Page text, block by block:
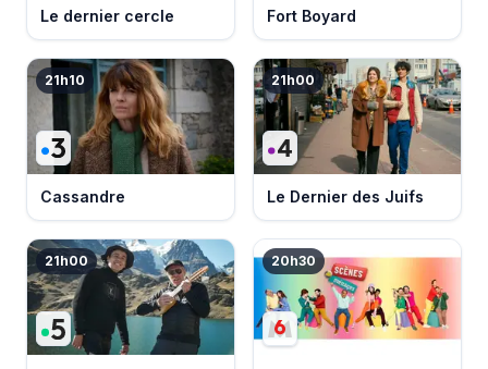
Le dernier cercle Fort Boyard
21h10
Cassandre
21h00
Le Dernier des Juifs
21h00 20h30